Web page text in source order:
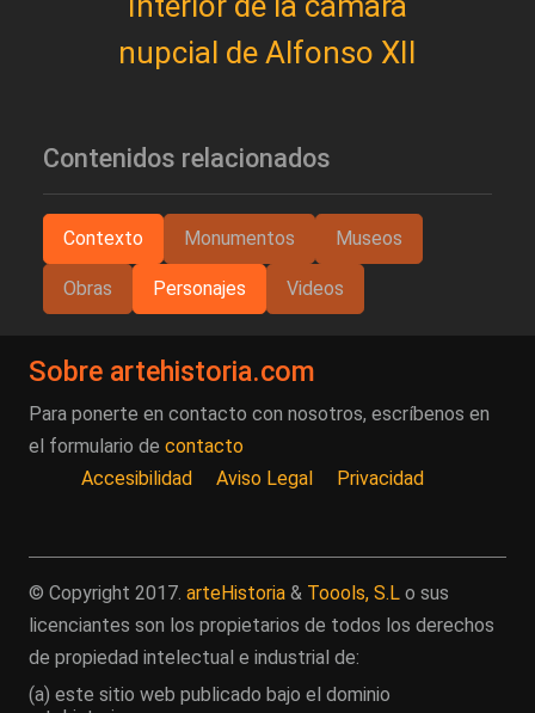
nupcial de Alfonso XII
Contenidos relacionados
Contexto Monumentos Museos
Obras Personajes Videos
Sobre artehistoria.com
Para ponerte en contacto con nosotros, escríbenos en
el formulario de contacto
Accesibilidad
Aviso Legal Privacidad
© Copyright 2017. arteHistoria & Toools, S.L o sus
licenciantes son los propietarios de todos los derechos
de propiedad intelectual e industrial de:
(a) este sitio web publicado bajo el dominio